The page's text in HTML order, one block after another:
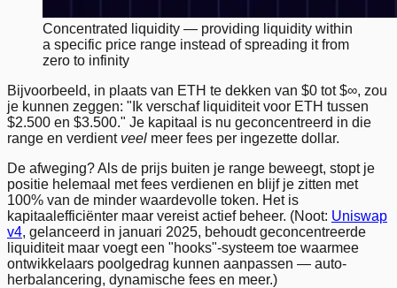
Concentrated liquidity — providing liquidity within
a specific price range instead of spreading it from
zero to infinity
Bijvoorbeeld, in plaats van ETH te dekken van $0 tot $∞, zou
je kunnen zeggen: "Ik verschaf liquiditeit voor ETH tussen
$2.500 en $3.500." Je kapitaal is nu geconcentreerd in die
range en verdient veel meer fees per ingezette dollar.
De afweging? Als de prijs buiten je range beweegt, stopt je
positie helemaal met fees verdienen en blijf je zitten met
100% van de minder waardevolle token. Het is
kapitaalefficiënter maar vereist actief beheer. (Noot: Uniswap
v4, gelanceerd in januari 2025, behoudt geconcentreerde
liquiditeit maar voegt een "hooks"-systeem toe waarmee
ontwikkelaars poolgedrag kunnen aanpassen — auto-
herbalancering, dynamische fees en meer.)